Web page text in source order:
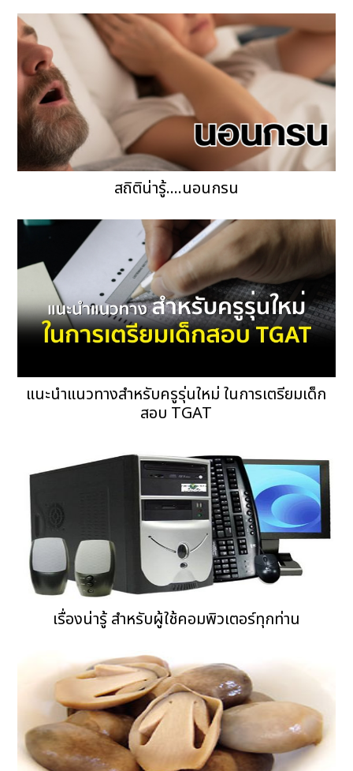
สถิติน่ารู้....นอนกรน
แนะนำแนวทางสำหรับครูรุ่นใหม่ ในการเตรียมเด็ก
สอบ TGAT
เรื่องน่ารู้ สำหรับผู้ใช้คอมพิวเตอร์ทุกท่าน